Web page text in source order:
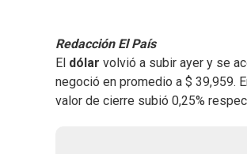
Redacción El País
El dólar volvió a subir ayer y se
negoció en promedio a $ 39,959.
valor de cierre subió 0,25%